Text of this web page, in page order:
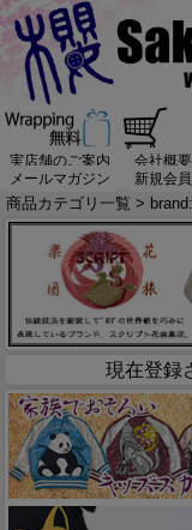
実店舗のご案内 会社概要
メールマガジン
新規会
商品カテゴリ一覧 >
現在登録